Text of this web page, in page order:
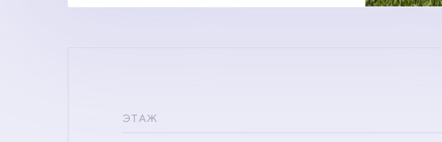
ЭТАЖ